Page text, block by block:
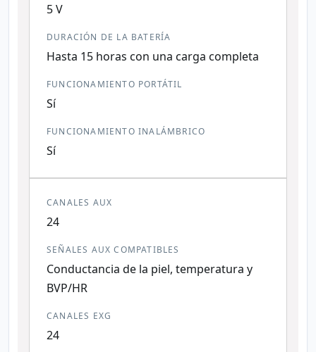
5 V
DURACIÓN DE LA BATERÍA
Hasta 15 horas con una carga completa
FUNCIONAMIENTO PORTÁTIL
Sí
FUNCIONAMIENTO INALÁMBRICO
Sí
CANALES AUX
24
SEÑALES AUX COMPATIBLES
Conductancia de la piel, temperatura y
BVP/HR
CANALES EXG
24